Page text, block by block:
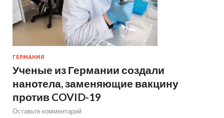
ГЕРМАНИЯ
Ученые из Германии создали
нанотела, заменяющие вакцину
против COVID-19
Оставьте комментарий